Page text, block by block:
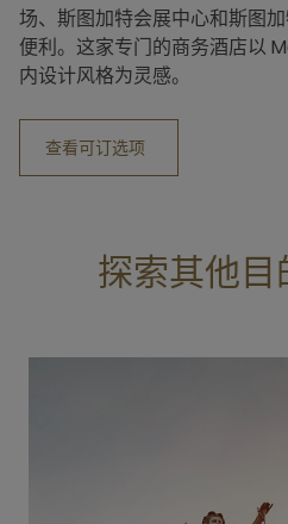
场、斯图加特会展中心和斯图
便利。这家专门的商务酒店以
内设计风格为灵感。
查看可订选项
探索其他目